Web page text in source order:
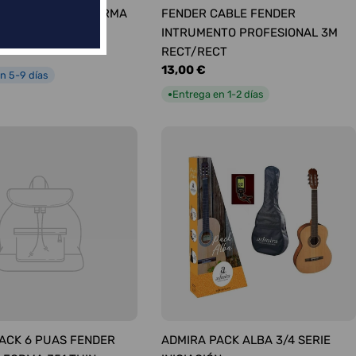
SURTIDAS FORMA
5-9 días
FENDER CABLE FENDER
INTRUMENTO PROFESIONAL 3M
RECT/RECT
Precio
13,00 €
●Entrega en 1-2 días
6 PUAS FENDER
ADMIRA PACK ALBA 3/4 SERIE